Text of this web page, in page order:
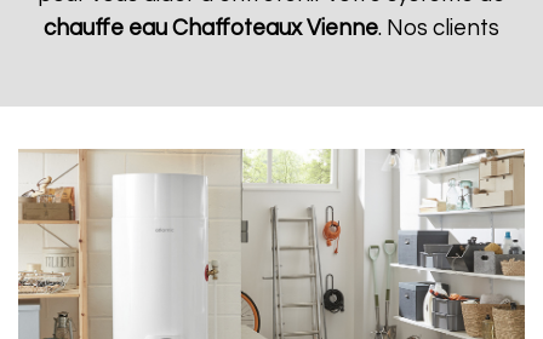
chauffe eau Chaffoteaux Vienne. Nos clients